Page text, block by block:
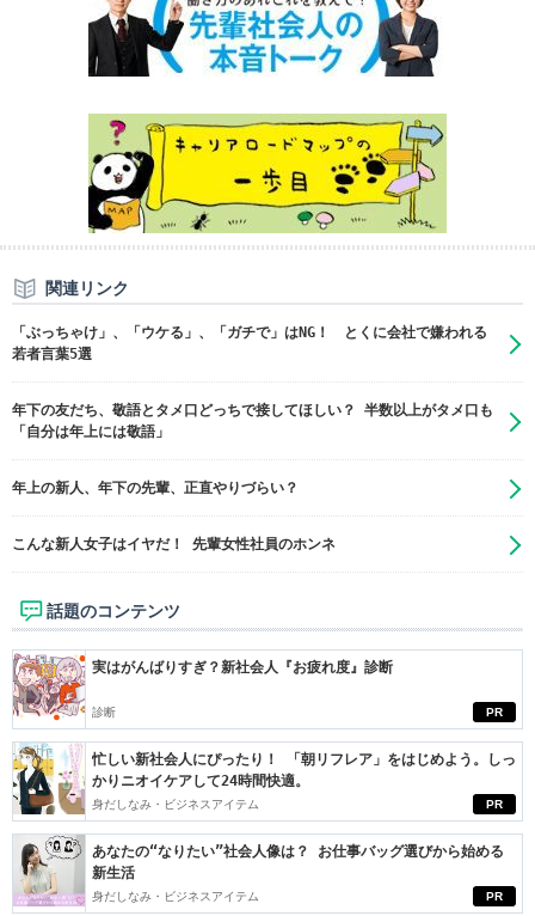
関連リンク
「ぶっちゃけ」、「ウケる」、「ガチで」はNG！ とくに会社で嫌われる
若者言葉5選
年下の友だち、敬語とタメ口どっちで接してほしい？ 半数以上がタメ口も
「自分は年上には敬語」
年上の新人、年下の先輩、正直やりづらい？
こんな新人女子はイヤだ！ 先輩女性社員のホンネ
話題のコンテンツ
PR
実はがんばりすぎ？新社会人『お疲れ度』診断
診断
PR
忙しい新社会人にぴったり！ 「朝リフレア」をはじめよう。しっ
かりニオイケアして24時間快適。
身だしなみ・ビジネスアイテム
PR
あなたの“なりたい”社会人像は？ お仕事バッグ選びから始める
新生活
身だしなみ・ビジネスアイテム